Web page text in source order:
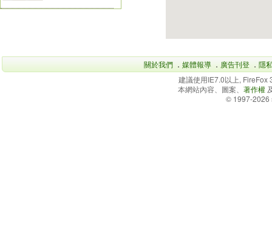
關於我們 ． 媒體報導 ． 廣告刊登 ． 隱
建議使用IE7.0以上,
本網站內容、圖案、 著作權
© 1997-2026